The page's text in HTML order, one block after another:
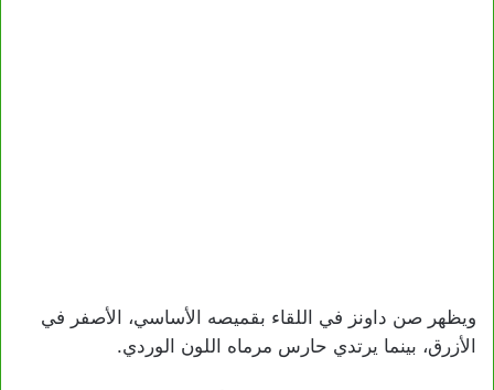
ويظهر صن داونز في اللقاء بقميصه الأساسي، الأصفر في
الأزرق، بينما يرتدي حارس مرماه اللون الوردي.